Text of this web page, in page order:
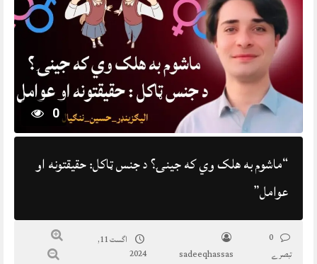
0
“ماشوم به هلک وي که جینۍ؟ د جنس ټاکل: حقیقتونه او
عوامل”
0
تبصرے
sadeeqhassas
اگست 11,
2024